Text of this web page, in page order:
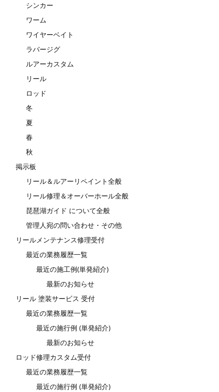
シンカー
ワーム
ワイヤーベイト
ラバージグ
ルアーカスタム
リール
ロッド
冬
夏
春
秋
掲示板
リール＆ルアーリペイント全般
リール修理＆オーバーホール全般
琵琶湖ガイド について全般
管理人宛の問い合わせ・その他
リールメンテナンス修理受付
最近の業務履歴一覧
最近の施工例(単発紹介)
最新のお知らせ
リール 塗装サービス 受付
最近の業務履歴一覧
最近の施行例 (単発紹介)
最新のお知らせ
ロッド修理カスタム受付
最近の業務履歴一覧
最近の施行例 (単発紹介)